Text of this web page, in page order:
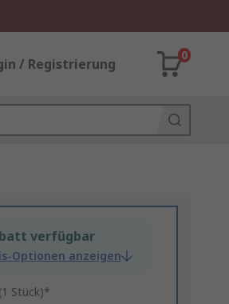
/ Registrierung
0
verfügbar
Optionen anzeigen
Stück)*